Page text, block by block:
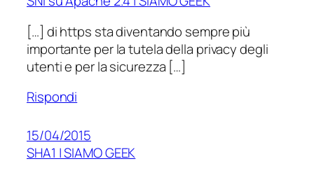
[…] di https sta diventando sempre più
importante per la tutela della privacy degli
utenti e per la sicurezza […]
Rispondi
15/04/2015
SHA1 | SIAMO GEEK